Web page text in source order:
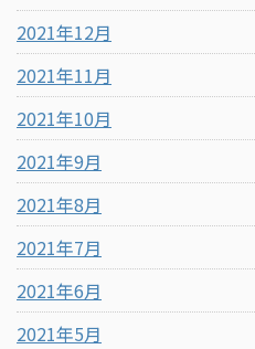
2021年12月
2021年11月
2021年10月
2021年9月
2021年8月
2021年7月
2021年6月
2021年5月